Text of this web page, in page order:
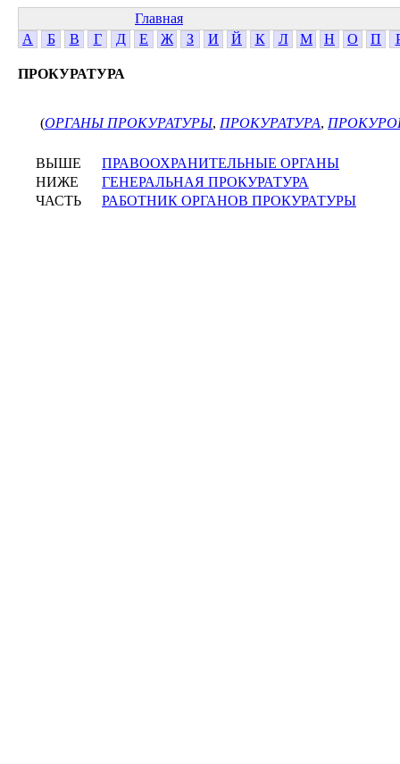
Главная
А
Б В Г Д Е Ж З И Й К Л М Н О П
ПРОКУРАТУРА
(ОРГАНЫ ПРОКУРАТУРЫ, ПРОКУРАТУРА,
ВЫШЕ
ПРАВООХРАНИТЕЛЬНЫЕ ОРГАНЫ
НИЖЕ
ГЕНЕРАЛЬНАЯ ПРОКУРАТУРА
ЧАСТЬ
РАБОТНИК ОРГАНОВ ПРОКУРАТУРЫ